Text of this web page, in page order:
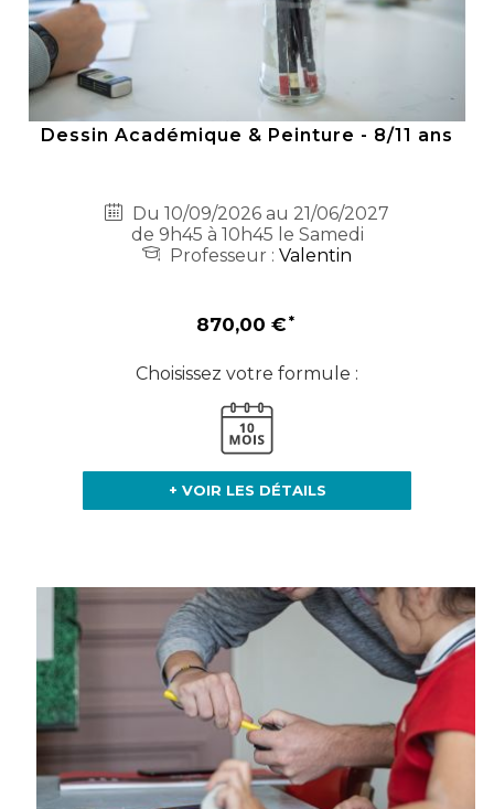
Dessin Académique & Peinture - 8/11 ans
Du 10/09/2026 au 21/06/2027
de 9h45 à 10h45 le Samedi
Professeur : Valentin
870,00 €
Choisissez votre formule :
+ VOIR LES DÉTAILS